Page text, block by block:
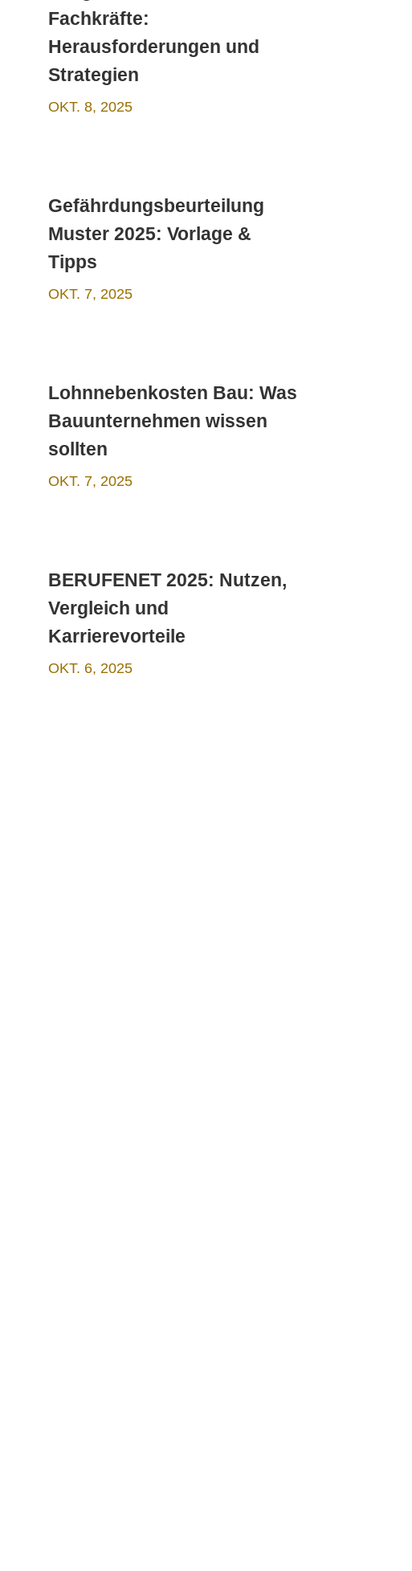
Fachkräfte:
Herausforderungen und
Strategien
OKT. 8, 2025
Gefährdungsbeurteilung
Muster 2025: Vorlage &
Tipps
OKT. 7, 2025
Lohnnebenkosten Bau: Was
Bauunternehmen wissen
sollten
OKT. 7, 2025
BERUFENET 2025: Nutzen,
Vergleich und
Karrierevorteile
OKT. 6, 2025